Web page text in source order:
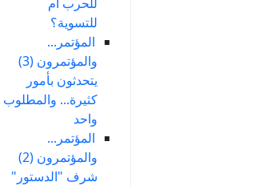
للتسوية؟
المؤتمر...
والمؤتمرون (3)
يتحدثون بأمور
كثيرة... والمطلوب
واحد
المؤتمر...
والمؤتمرون (2)
شرف "الدستور"